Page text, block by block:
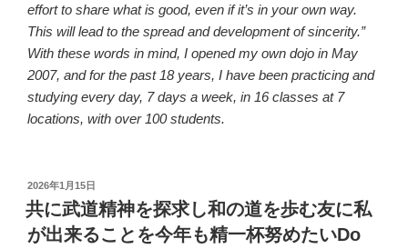
effort to share what is good, even if it’s in your own way.
This will lead to the spread and development of sincerity.”
With these words in mind, I opened my own dojo in May
2007, and for the past 18 years, I have been practicing and
studying every day, 7 days a week, in 16 classes at 7
locations, with over 100 students.
投
稿
日:
2026年1月15日
共に武道精神を探求し和の道を歩む友に私
が出来ることを今年も精一杯努めたいDo